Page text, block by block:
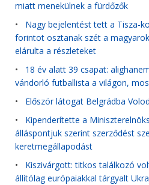
miatt menekülnek a fürdőzők
• Nagy bejelentést tett a Tisza-
forintot osztanak szét a
elárulta a részleteket
• 18 év alatt 39 csapat:
vándorló futballista a világon,
• Először látogat Belgrádba
• Kipenderítette a
álláspontjuk szerint szerződést
keretmegállapodást
• Kiszivárgott: titkos találkozó
állítólag európaiakkal tárgyalt